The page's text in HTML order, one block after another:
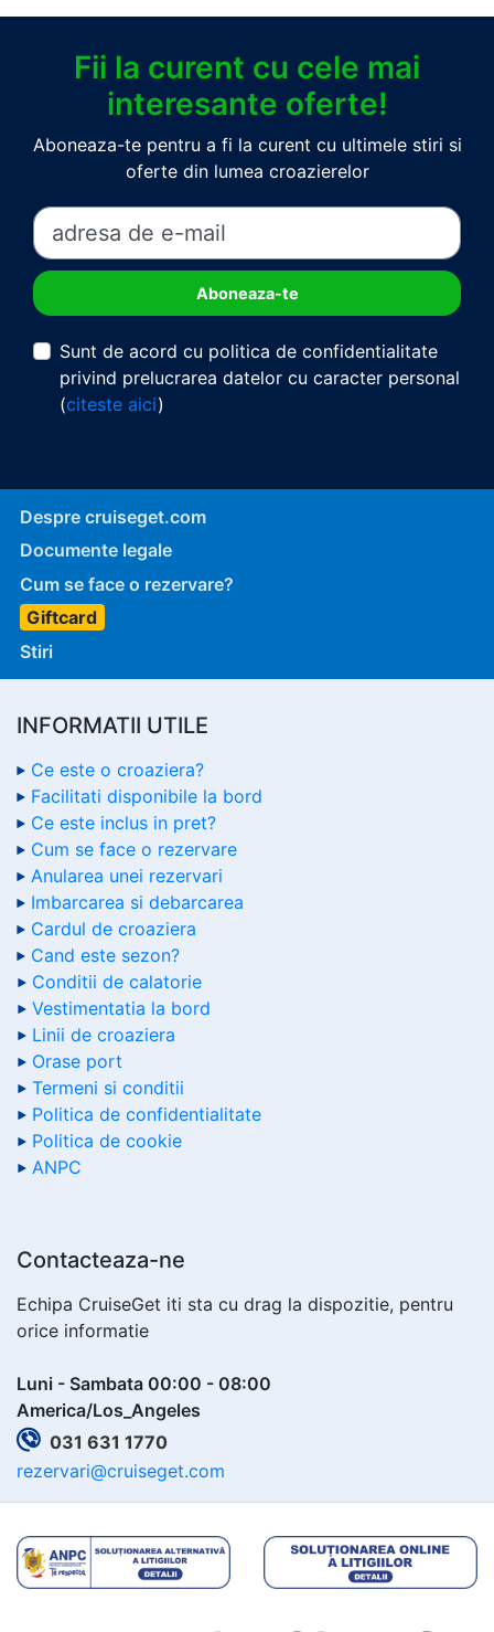
Fii la curent cu cele mai
interesante oferte!
Aboneaza-te pentru a fi la curent cu ultimele stiri si
oferte din lumea croazierelor
Sunt de acord cu politica de confidentialitate
privind prelucrarea datelor cu caracter personal
(citeste aici)
Despre cruiseget.com
Documente legale
Cum se face o rezervare?
Giftcard
Stiri
INFORMATII UTILE
Ce este o croaziera?
Facilitati disponibile la bord
Ce este inclus in pret?
Cum se face o rezervare
Anularea unei rezervari
Imbarcarea si debarcarea
Cardul de croaziera
Cand este sezon?
Conditii de calatorie
Vestimentatia la bord
Linii de croaziera
Orase port
Termeni si conditii
Politica de confidentialitate
Politica de cookie
ANPC
Contacteaza-ne
Echipa CruiseGet iti sta cu drag la dispozitie, pentru
orice informatie
Luni - Sambata 00:00 - 08:00
America/Los_Angeles
031 631 1770
rezervari@cruiseget.com